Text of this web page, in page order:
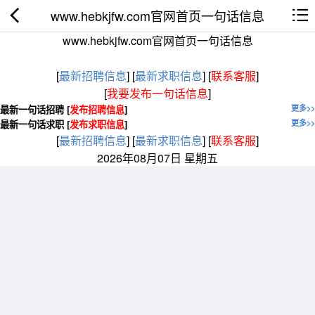
www.hebkjfw.com官网首页一句话信息
www.hebkjfw.com官网首页一句话信息
[最新招聘信息] [最新求职信息] [联系客服]
[我要发布一句话信息]
更多>>
最新一句话招聘 [发布招聘信息]
更多>>
最新一句话求职 [发布求职信息]
[最新招聘信息] [最新求职信息] [联系客服]
2026年08月07日 星期五